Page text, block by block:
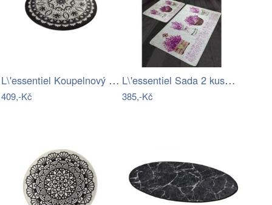
L\'essentiel Koupelnový kobereček Damal…
409,-Kč
L\'essentiel Sada 2 kusů koupelnových…
385,-Kč